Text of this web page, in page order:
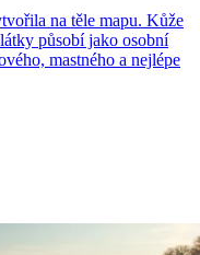
na těle mapu. Kůže
působí jako osobní
mastného a nejlépe